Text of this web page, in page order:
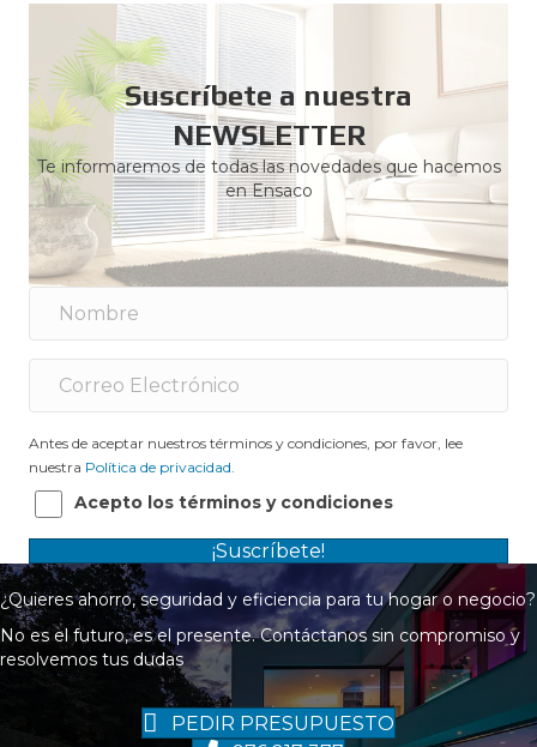
Suscríbete a nuestra
NEWSLETTER
Te informaremos de todas las novedades que hacemos
en Ensaco
Antes de aceptar nuestros términos y condiciones, por favor, lee
nuestra Política de privacidad
Acepto los términos y condiciones
¡Suscríbete!
¿Quieres ahorro, seguridad y eficiencia para tu hogar o negocio?
No es el futuro, es el presente. Contáctanos sin compromiso y
resolvemos tus dudas
PEDIR PRESUPUESTO